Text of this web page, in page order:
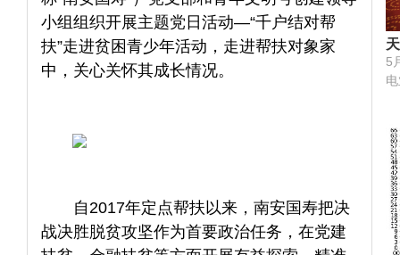
小组组织开展主题党日活动—“千户结对帮
扶”走进贫困青少年活动，走进帮扶对象家
中，关心关怀其成长情况。
自2017年定点帮扶以来，南安国寿把决
战决胜脱贫攻坚作为首要政治任务，在党建
5